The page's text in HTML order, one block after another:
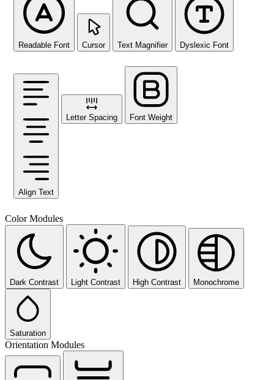
Readable Font Cursor Text Magnifier Dyslexic Font
Align Text
Letter Spacing Font Weight
Color Modules
Dark Contrast Light Contrast High Contrast Monochrome
Saturation
Orientation Modules